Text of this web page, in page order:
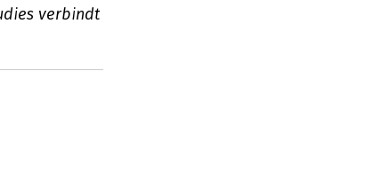
verbindt